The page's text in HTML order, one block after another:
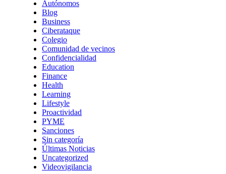
Autónomos
Blog
Business
Ciberataque
Colegio
Comunidad de vecinos
Confidencialidad
Education
Finance
Health
Learning
Lifestyle
Proactividad
PYME
Sanciones
Sin categoría
Últimas Noticias
Uncategorized
Videovigilancia